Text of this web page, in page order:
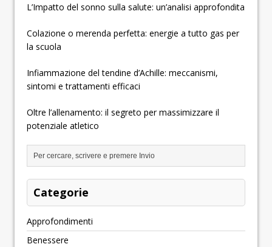
L’Impatto del sonno sulla salute: un’analisi approfondita
Colazione o merenda perfetta: energie a tutto gas per
la scuola
Infiammazione del tendine d’Achille: meccanismi,
sintomi e trattamenti efficaci
Oltre l’allenamento: il segreto per massimizzare il
potenziale atletico
Categorie
Approfondimenti
Benessere